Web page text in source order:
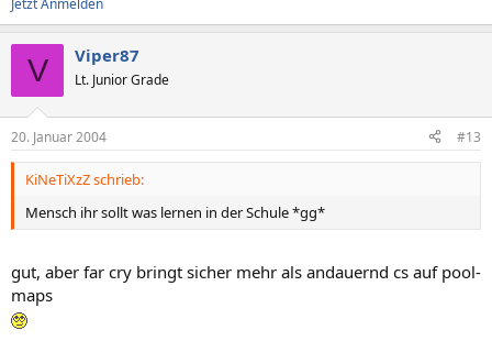
Jetzt Anmelden
V Viper87
Lt. Junior Grade
20. Januar 2004 #13
KiNeTiXzZ schrieb:
Mensch ihr sollt was lernen in der Schule *gg*
gut, aber far cry bringt sicher mehr als andauernd cs auf pool-
maps